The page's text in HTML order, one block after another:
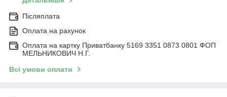
Післяплата
Оплата на рахунок
Оплата на картку Приватбанку 5169 3351 0873 0801 ФОП
МЕЛЬНИКОВИЧ Н.Г.
Всі умови оплати